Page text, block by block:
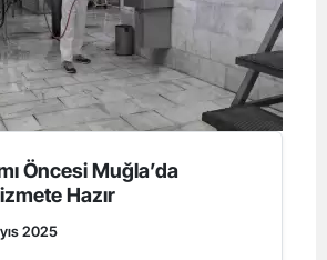
Öncesi Muğla’da
Hazır
2025